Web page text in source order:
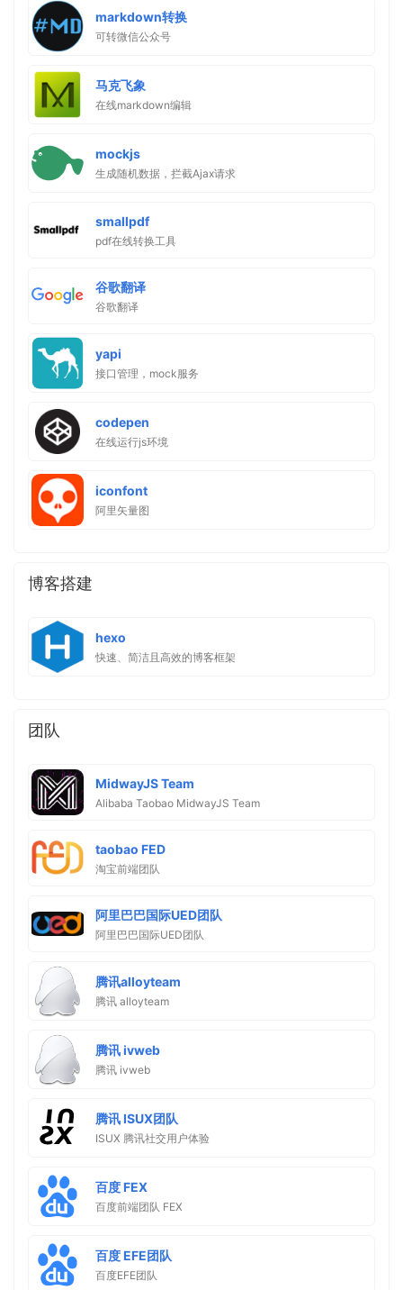
markdown转换
可转微信公众号
马克飞象
在线markdown编辑
mockjs
生成随机数据，拦截Ajax请求
smallpdf
pdf在线转换工具
谷歌翻译
谷歌翻译
yapi
接口管理，mock服务
codepen
在线运行js环境
iconfont
阿里矢量图
博客搭建
hexo
快速、简洁且高效的博客框架
团队
MidwayJS Team
Alibaba Taobao MidwayJS Team
taobao FED
淘宝前端团队
阿里巴巴国际UED团队
阿里巴巴国际UED团队
腾讯alloyteam
腾讯 alloyteam
腾讯 ivweb
腾讯 ivweb
腾讯 ISUX团队
ISUX 腾讯社交用户体验
百度 FEX
百度前端团队 FEX
百度 EFE团队
百度EFE团队